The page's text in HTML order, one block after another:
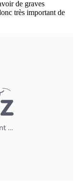
de graves
très important de